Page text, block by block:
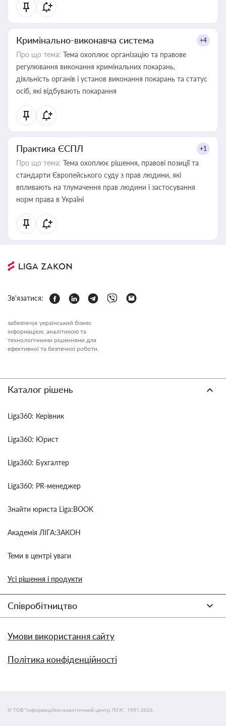
Кримінально-виконавча система +4
Про що тема: Тема охоплює організацію та правове
регулювання виконання кримінальних покарань,
діяльність органів і установ виконання покарань та статус
осіб, які відбувають покарання
Практика ЄСПЛ +1
Про що тема: Тема охоплює рішення, правові позиції та
стандарти Європейського суду з прав людини, які
впливають на тлумачення прав людини і застосування
норм права в Україні
Зв'язатися:
забезпечує український бізнес
інформацією, аналітикою та
технологічними рішеннями для
ефективної та безпечної роботи.
Каталог рішень
Liga360: Керівник
Liga360: Юрист
Liga360: Бухгалтер
Liga360: PR-менеджер
Знайти юриста Liga:BOOK
Академія ЛІГА:ЗАКОН
Теми в центрі уваги
Усі рішення і продукти
Співробітництво
Умови використання сайту
Політика конфіденційності
© ТОВ "інформаційно-аналітичний центр ЛІГА", 1991-2026.